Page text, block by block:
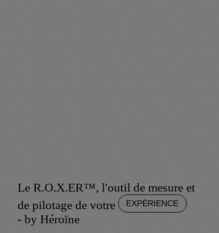
Le R.O.X.ER™️, l'outil de mesure et
de pilotage de votre
EXPÉRIENCE
- by Héroïne